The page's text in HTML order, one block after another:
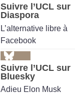
Suivre l’UCL sur
Diaspora
L’alternative libre à
Facebook
Suivre l’UCL sur
Bluesky
Adieu Elon Musk